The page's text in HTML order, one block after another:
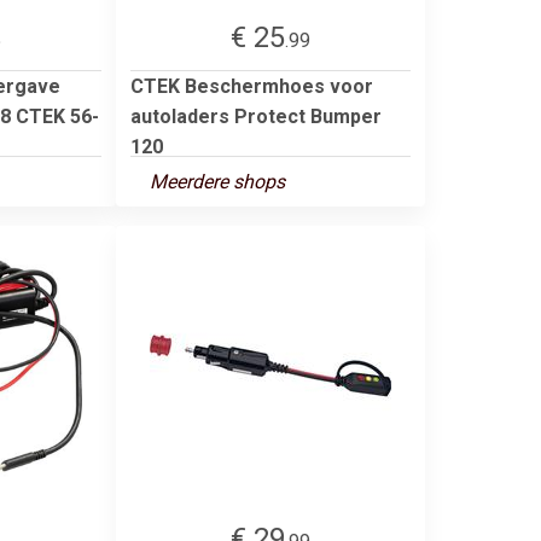
CTEK 56-
€ 25.99
CTEK Beschermhoes voor
autoladers Protect Bumper
120
Meerdere shops